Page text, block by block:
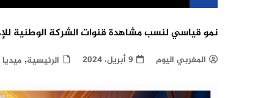
نمو قياسي لنسب مشاهدة قنوات الشركة الوطنية للإذاعة
المغربي اليوم 9 أبريل، 2024 الرئيسية, ميديا